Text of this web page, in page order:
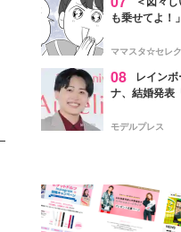
も乗せてよ！
ママスタ☆セレ
08
レイン
ナ、結婚発表
点変更のため
モデルプレス